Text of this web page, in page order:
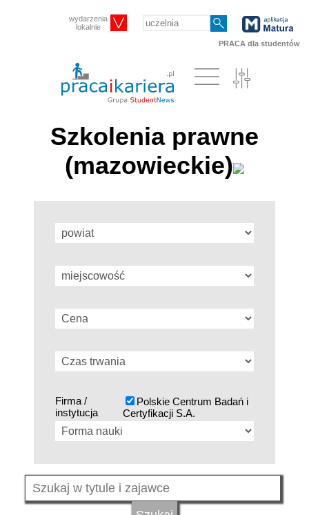
wydarzenia
lokalnie
PRACA dla studentów
Szkolenia prawne
(mazowieckie)
Firma /
instytucja
Polskie Centrum Badań i
Certyfikacji S.A.